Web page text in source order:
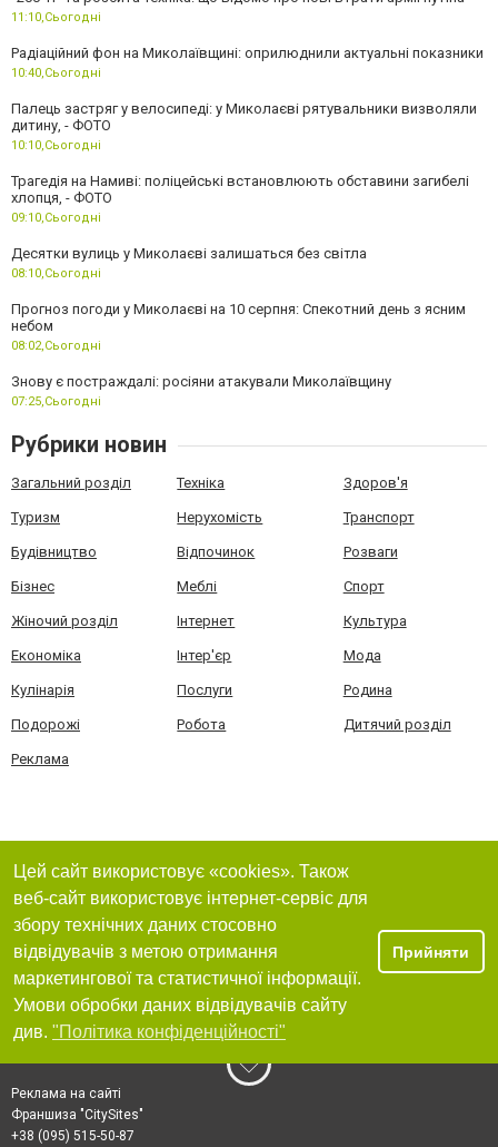
11:10, Сьогодні
Радіаційний фон на Миколаївщині: оприлюднили актуальні показники
10:40, Сьогодні
Палець застряг у велосипеді: у Миколаєві рятувальники визволяли
дитину, - ФОТО
10:10, Сьогодні
Трагедія на Намиві: поліцейські встановлюють обставини загибелі
хлопця, - ФОТО
09:10, Сьогодні
Десятки вулиць у Миколаєві залишаться без світла
08:10, Сьогодні
Прогноз погоди у Миколаєві на 10 серпня: Спекотний день з ясним
небом
08:02, Сьогодні
Знову є постраждалі: росіяни атакували Миколаївщину
07:25, Сьогодні
Рубрики новин
Загальний розділ Техніка Здоров'я
Туризм Нерухомість Транспорт
Будівництво Відпочинок Розваги
Бізнес Меблі Спорт
Жіночий розділ Інтернет Культура
Економіка Інтер'єр Мода
Кулінарія Послуги Родина
Подорожі Робота Дитячий розділ
Реклама
Цей сайт використовує «cookies». Також
веб-сайт використовує інтернет-сервіс для
збору технічних даних стосовно
відвідувачів з метою отримання
маркетингової та статистичної інформації.
Умови обробки даних відвідувачів сайту
див. "Політика конфіденційності"
Прийняти
Реклама на сайті
Франшиза "CitySites"
+38 (095) 515-50-87